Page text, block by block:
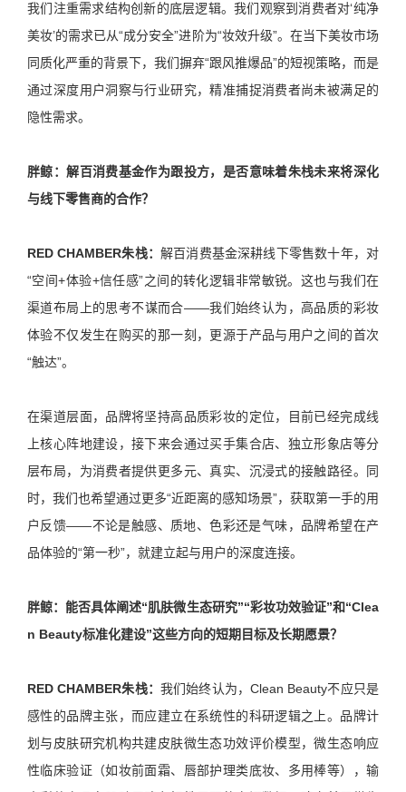
我们注重需求结构创新的底层逻辑。我们观察到消费者对‘纯净
美妆’的需求已从“成分安全”进阶为“妆效升级”。在当下美妆市场
同质化严重的背景下，我们摒弃“跟风推爆品”的短视策略，而是
通过深度用户洞察与行业研究，精准捕捉消费者尚未被满足的
隐性需求。
胖鲸：解百消费基金作为跟投方，是否意味着朱栈未来将深化
与线下零售商的合作？
RED CHAMBER朱栈： 解百消费基金深耕线下零售数十年，对
“空间+体验+信任感”之间的转化逻辑非常敏锐。这也与我们在
渠道布局上的思考不谋而合——我们始终认为，高品质的彩妆
体验不仅发生在购买的那一刻，更源于产品与用户之间的首次
“触达”。
在渠道层面，品牌将坚持高品质彩妆的定位，目前已经完成线
上核心阵地建设，接下来会通过买手集合店、独立形象店等分
层布局，为消费者提供更多元、真实、沉浸式的接触路径。同
时，我们也希望通过更多“近距离的感知场景”，获取第一手的用
户反馈——不论是触感、质地、色彩还是气味，品牌希望在产
品体验的“第一秒”，就建立起与用户的深度连接。
胖鲸：能否具体阐述“肌肤微生态研究”“彩妆功效验证”和“Clea
n Beauty标准化建设”这些方向的短期目标及长期愿景？
RED CHAMBER朱栈： 我们始终认为，Clean Beauty不应只是
感性的品牌主张，而应建立在系统性的科研逻辑之上。品牌计
划与皮肤研究机构共建皮肤微生态功效评价模型，微生态响应
性临床验证（如妆前面霜、唇部护理类底妆、多用棒等），输